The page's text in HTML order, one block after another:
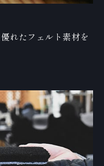
優れたフェルト素材を